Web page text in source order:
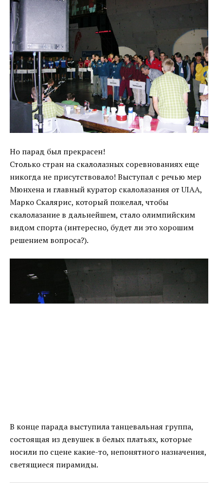
Но парад был прекрасен!
Столько стран на скалолазных соревнованиях еще
никогда не присутствовало! Выступал с речью мер
Мюнхена и главный куратор скалолазания от UIAA,
Марко Скалярис, который пожелал, чтобы
скалолазание в дальнейшем, стало олимпийским
видом спорта (интересно, будет ли это хорошим
решением вопроса?).
В конце парада выступила танцевальная группа,
состоящая из девушек в белых платьях, которые
носили по сцене какие-то, непонятного назначения,
светящиеся пирамиды.